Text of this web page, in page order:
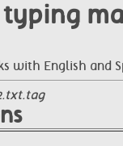
with English and